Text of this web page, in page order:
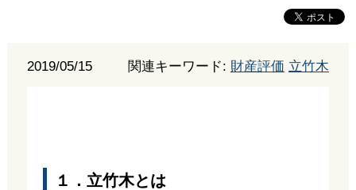
2019/05/15 関連キーワード: 財産評価 立竹木
１．立竹木とは